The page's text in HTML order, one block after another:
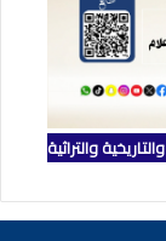
والتراثية